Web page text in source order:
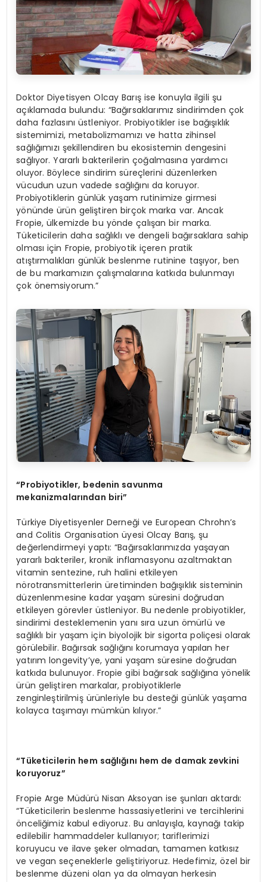
Doktor Diyetisyen Olcay Barış ise konuyla ilgili şu
açıklamada bulundu: “Bağırsaklarımız sindirimden çok
daha fazlasını üstleniyor. Probiyotikler ise bağışıklık
sistemimizi, metabolizmamızı ve hatta zihinsel
sağlığımızı şekillendiren bu ekosistemin dengesini
sağlıyor. Yararlı bakterilerin çoğalmasına yardımcı
oluyor. Böylece sindirim süreçlerini düzenlerken
vücudun uzun vadede sağlığını da koruyor.
Probiyotiklerin günlük yaşam rutinimize girmesi
yönünde ürün geliştiren birçok marka var. Ancak
Fropie, ülkemizde bu yönde çalışan bir marka.
Tüketicilerin daha sağlıklı ve dengeli bağırsaklara sahip
olması için Fropie, probiyotik içeren pratik
atıştırmalıkları günlük beslenme rutinine taşıyor, ben
de bu markamızın çalışmalarına katkıda bulunmayı
çok önemsiyorum.”
“Probiyotikler, bedenin savunma
mekanizmalarından biri”
Türkiye Diyetisyenler Derneği ve European Chrohn’s
and Colitis Organisation üyesi Olcay Barış, şu
değerlendirmeyi yaptı: “Bağırsaklarımızda yaşayan
yararlı bakteriler, kronik inflamasyonu azaltmaktan
vitamin sentezine, ruh halini etkileyen
nörotransmitterlerin üretiminden bağışıklık sisteminin
düzenlenmesine kadar yaşam süresini doğrudan
etkileyen görevler üstleniyor. Bu nedenle probiyotikler,
sindirimi desteklemenin yanı sıra uzun ömürlü ve
sağlıklı bir yaşam için biyolojik bir sigorta poliçesi olarak
görülebilir. Bağırsak sağlığını korumaya yapılan her
yatırım longevity’ye, yani yaşam süresine doğrudan
katkıda bulunuyor. Fropie gibi bağırsak sağlığına yönelik
ürün geliştiren markalar, probiyotiklerle
zenginleştirilmiş ürünleriyle bu desteği günlük yaşama
kolayca taşımayı mümkün kılıyor.”
“Tüketicilerin hem sağlığını hem de damak zevkini
koruyoruz”
Fropie Arge Müdürü Nisan Aksoyan ise şunları aktardı:
“Tüketicilerin beslenme hassasiyetlerini ve tercihlerini
önceliğimiz kabul ediyoruz. Bu anlayışla, kaynağı takip
edilebilir hammaddeler kullanıyor; tariflerimizi
koruyucu ve ilave şeker olmadan, tamamen katkısız
ve vegan seçeneklerle geliştiriyoruz. Hedefimiz, özel bir
beslenme düzeni olan ya da olmayan herkesin